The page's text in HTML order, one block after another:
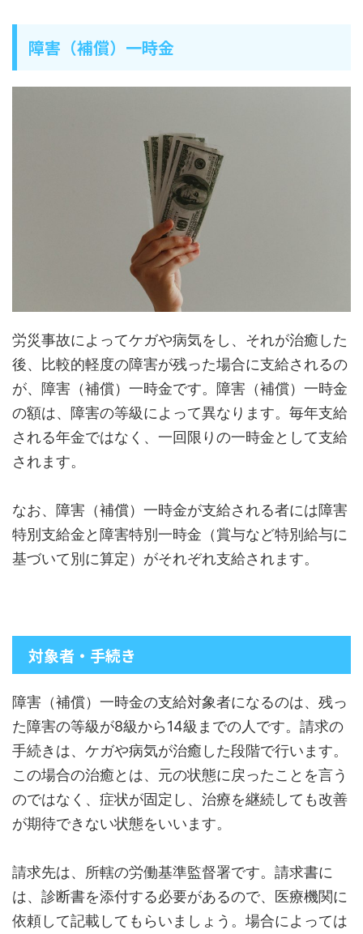
障害（補償）一時金
労災事故によってケガや病気をし、それが治癒した
後、比較的軽度の障害が残った場合に支給されるの
が、障害（補償）一時金です。障害（補償）一時金
の額は、障害の等級によって異なります。毎年支給
される年金ではなく、一回限りの一時金として支給
されます。
なお、障害（補償）一時金が支給される者には障害
特別支給金と障害特別一時金（賞与など特別給与に
基づいて別に算定）がそれぞれ支給されます。
対象者・手続き
障害（補償）一時金の支給対象者になるのは、残っ
た障害の等級が8級から14級までの人です。請求の
手続きは、ケガや病気が治癒した段階で行います。
この場合の治癒とは、元の状態に戻ったことを言う
のではなく、症状が固定し、治療を継続しても改善
が期待できない状態をいいます。
請求先は、所轄の労働基準監督署です。請求書に
は、診断書を添付する必要があるので、医療機関に
依頼して記載してもらいましょう。場合によっては